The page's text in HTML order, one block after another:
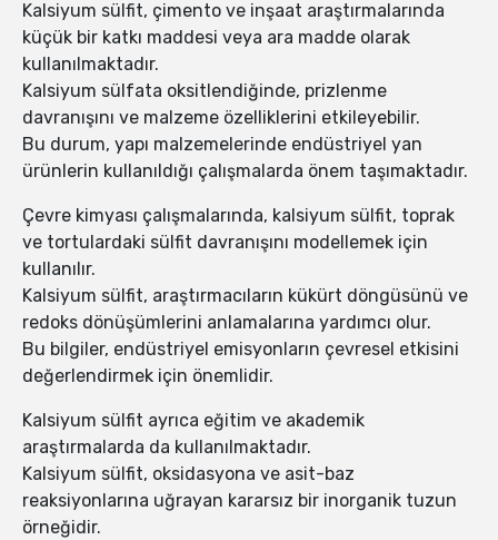
Kalsiyum sülfit, çimento ve inşaat araştırmalarında
küçük bir katkı maddesi veya ara madde olarak
kullanılmaktadır.
Kalsiyum sülfata oksitlendiğinde, prizlenme
davranışını ve malzeme özelliklerini etkileyebilir.
Bu durum, yapı malzemelerinde endüstriyel yan
ürünlerin kullanıldığı çalışmalarda önem taşımaktadır.
Çevre kimyası çalışmalarında, kalsiyum sülfit, toprak
ve tortulardaki sülfit davranışını modellemek için
kullanılır.
Kalsiyum sülfit, araştırmacıların kükürt döngüsünü ve
redoks dönüşümlerini anlamalarına yardımcı olur.
Bu bilgiler, endüstriyel emisyonların çevresel etkisini
değerlendirmek için önemlidir.
Kalsiyum sülfit ayrıca eğitim ve akademik
araştırmalarda da kullanılmaktadır.
Kalsiyum sülfit, oksidasyona ve asit-baz
reaksiyonlarına uğrayan kararsız bir inorganik tuzun
örneğidir.